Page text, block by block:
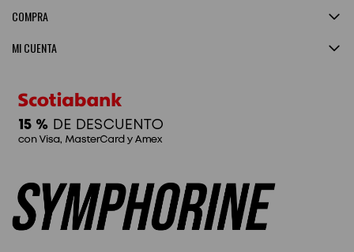
MI CUENTA
COMPRA